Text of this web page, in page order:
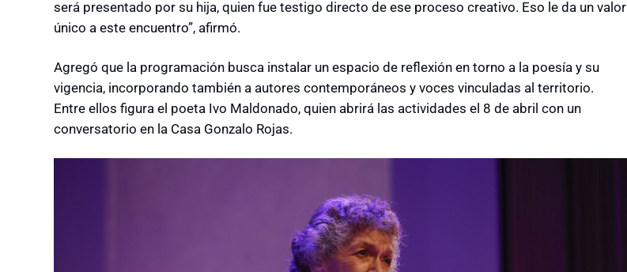
será presentado por su hija, quien fue testigo directo de ese proceso creativo. Eso le da un valor
único a este encuentro”, afirmó.
Agregó que la programación busca instalar un espacio de reflexión en torno a la poesía y su
vigencia, incorporando también a autores contemporáneos y voces vinculadas al territorio.
Entre ellos figura el poeta Ivo Maldonado, quien abrirá las actividades el 8 de abril con un
conversatorio en la Casa Gonzalo Rojas.